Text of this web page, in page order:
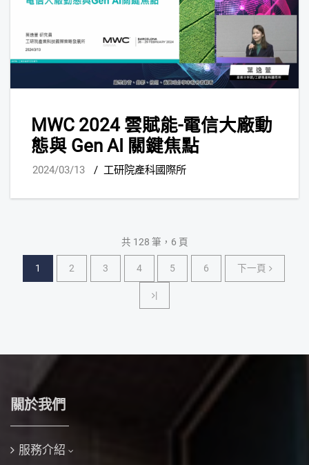
MWC 2024 雲賦能-電信大廠動
態與 Gen AI 關鍵焦點
2024/03/13 / 工研院產科國際所
共 128 筆，6 頁
1 2 3 4 5 6 下一頁 下一頁
|
關於我們
服務介紹